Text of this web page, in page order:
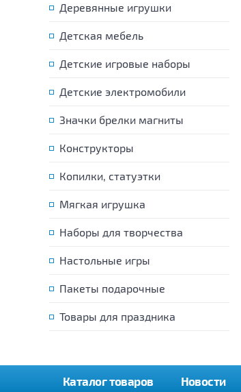
Деревянные игрушки
Детская мебель
Детские игровые наборы
Детские электромобили
Значки брелки магниты
Конструкторы
Копилки, статуэтки
Мягкая игрушка
Наборы для творчества
Настольные игры
Пакеты подарочные
Товары для праздника
Военный набор
1 090 р.
В КОРЗИНУ
Цена: 995 р.
В КОРЗИНУ
Каталог товаров Новости